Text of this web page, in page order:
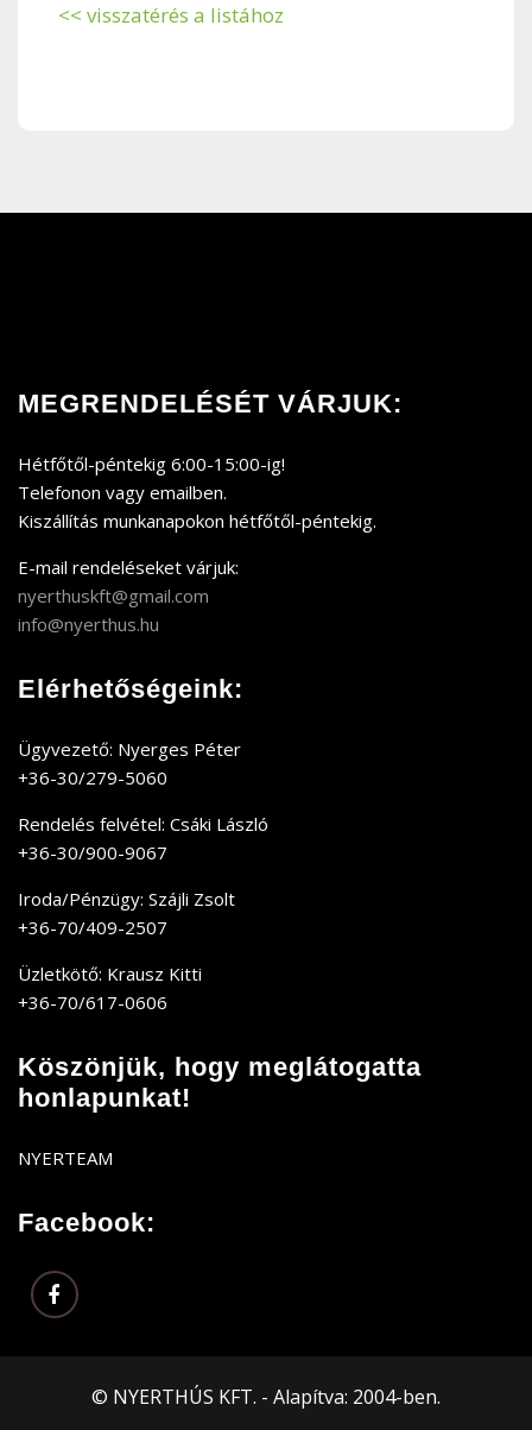
<< visszatérés a listához
MEGRENDELÉSÉT VÁRJUK:
Hétfőtől-péntekig 6:00-15:00-ig!
Telefonon vagy emailben.
Kiszállítás munkanapokon hétfőtől-péntekig.
E-mail rendeléseket várjuk:
nyerthuskft@gmail.com
info@nyerthus.hu
Elérhetőségeink:
Ügyvezető: Nyerges Péter
+36-30/279-5060
Rendelés felvétel: Csáki László
+36-30/900-9067
Iroda/Pénzügy: Szájli Zsolt
+36-70/409-2507
Üzletkötő: Krausz Kitti
+36-70/617-0606
Köszönjük, hogy meglátogatta
honlapunkat!
NYERTEAM
Facebook:
© NYERTHÚS KFT. - Alapítva: 2004-ben.